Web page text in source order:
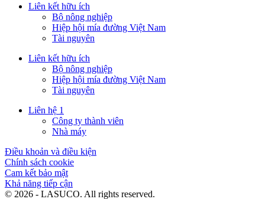
Liên kết hữu ích
Bộ nông nghiệp
Hiệp hội mía đường Việt Nam
Tài nguyên
Liên kết hữu ích
Bộ nông nghiệp
Hiệp hội mía đường Việt Nam
Tài nguyên
Liên hệ 1
Công ty thành viên
Nhà máy
Điều khoản và điều kiện
Chính sách cookie
Cam kết bảo mật
Khả năng tiếp cận
© 2026 - LASUCO. All rights reserved.